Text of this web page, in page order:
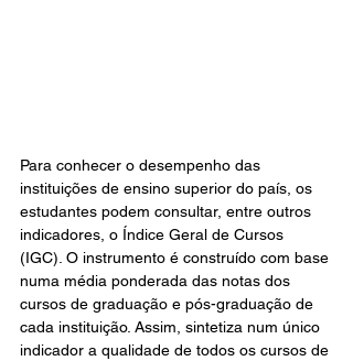
Para conhecer o desempenho das
instituições de ensino superior do país, os
estudantes podem consultar, entre outros
indicadores, o Índice Geral de Cursos
(IGC). O instrumento é construído com base
numa média ponderada das notas dos
cursos de graduação e pós-graduação de
cada instituição. Assim, sintetiza num único
indicador a qualidade de todos os cursos de